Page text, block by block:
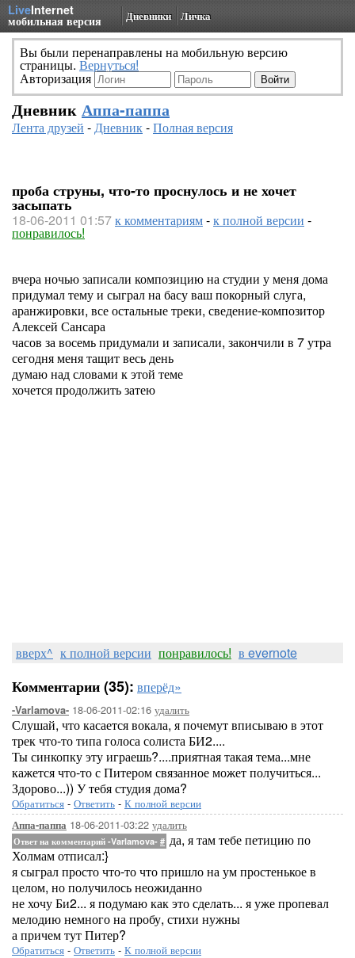
LiveInternet
мобильная версия Дневники Личка
Вы были перенаправлены на мобильную версию
страницы. Вернуться!
Авторизация
Дневник Аппа-паппа
Лента друзей -Дневник-Полная версия
проба струны, что-то проснулось и не хочет
засыпать
18-06-2011 01:57к комментариям-к полной версии -
понравилось!
вчера ночью записали композицию на студии у меня дома
придумал тему и сыграл на басу ваш покорный слуга,
аранжировки, все остальные треки, сведение-композитор
Алексей Сансара
часов за восемь придумали и записали, закончили в 7 утра
сегодня меня тащит весь день
думаю над словами к этой теме
хочется продолжить затею
вверх^ к полной версии понравилось! в evernote
Комментарии (35): вперёд»
-Varlamova- 18-06-2011-02:16 удалить
Слушай, что касается вокала, я почемут вписываю в этот
трек что-то типа голоса солиста БИ2....
Ты синкопку эту играешь?....приятная такая тема...мне
кажется что-то с Питером связанное может получиться...
Здорово...)) У тебя студия дома?
Обратиться - Ответить - К полной версии
Аппа-паппа 18-06-2011-03:22 удалить
Ответ на комментарий -Varlamova- # да, я там тебе петицию по
Холмам отписал:}
я сыграл просто что-то что пришло на ум простенькое в
целом, но получилось неожиданно
не хочу Би2... я подумаю как это сделать... я уже пропевал
мелодию немного на пробу, стихи нужны
а причем тут Питер?
Обратиться - Ответить - К полной версии